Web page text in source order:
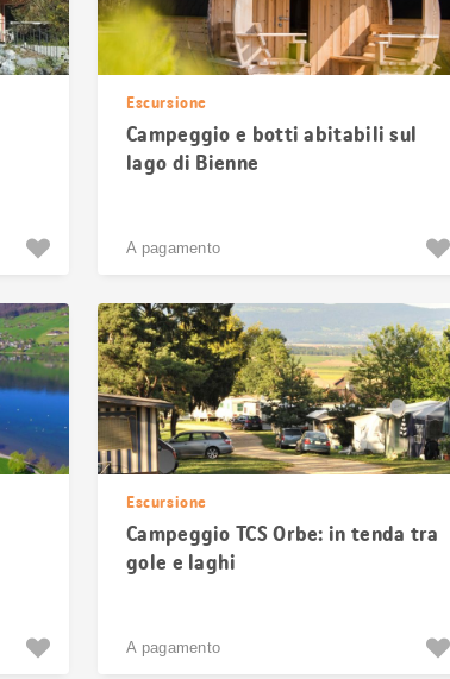
Escursione
Campeggio e botti abitabili sul
lago di Bienne
A pagamento
Escursione
Campeggio TCS Orbe: in tenda tra
gole e laghi
A pagamento